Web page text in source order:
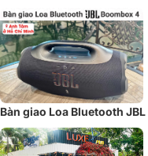
Bàn giao Loa Bluetooth